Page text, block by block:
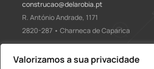
Valorizamos a sua privacidade
construcao@delarobia.pt
R. António Andrade, 1171
2820-287 • Charneca de Caparica
Products
search